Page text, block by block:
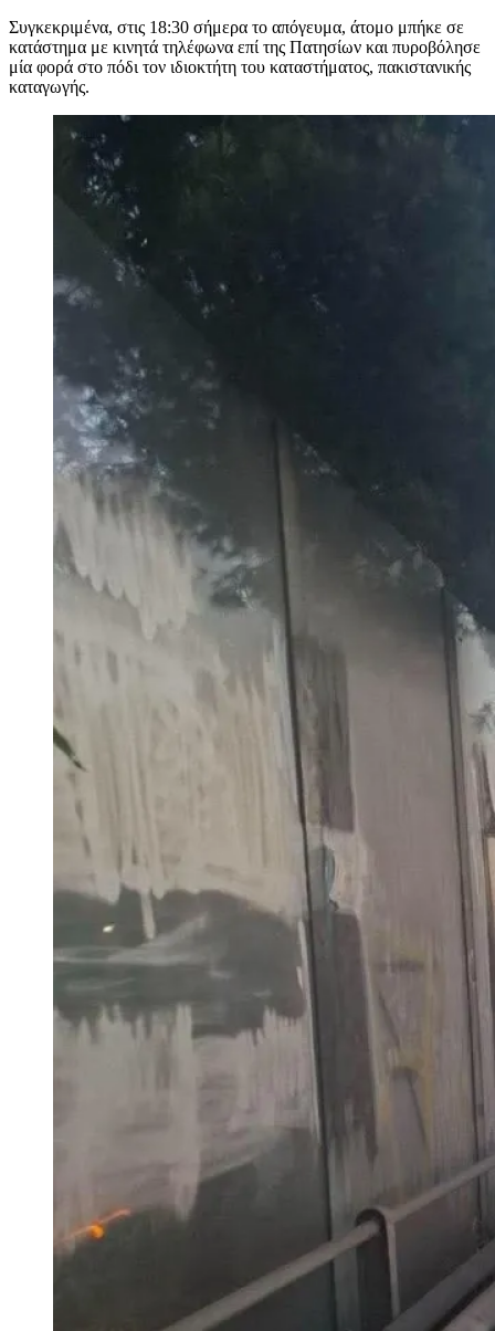
Συγκεκριμένα, στις 18:30 σήμερα το απόγευμα, άτομο μπήκε σε
κατάστημα με κινητά τηλέφωνα επί της Πατησίων και πυροβόλησε
μία φορά στο πόδι τον ιδιοκτήτη του καταστήματος, πακιστανικής
καταγωγής.